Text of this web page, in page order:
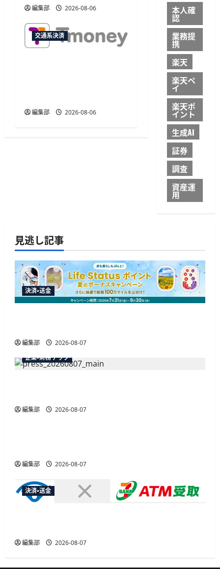
編集部 2026-08-06
交通系決済
編集部 2026-08-06
本人確
認
業務提
携
楽天
楽天ペ
イ
楽天ポ
イント
生成AI
証券
調査
資産運
用
見逃し記事
決済・送金
編集部
2026-08-07
企業・財務テック
編集部 2026-08-07
広告
編集部 2026-08-07
決済・送金
編集部 2026-08-07